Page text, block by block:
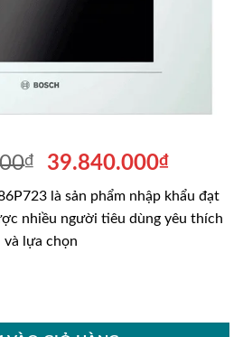
₫
Giá
là:
49.800.000₫.
39.840.000₫Giá
hiện
tại
là:
là sản phẩm nhập khẩu đạt
nhiều người tiêu dùng yêu thích
và lựa chọn
số lượng